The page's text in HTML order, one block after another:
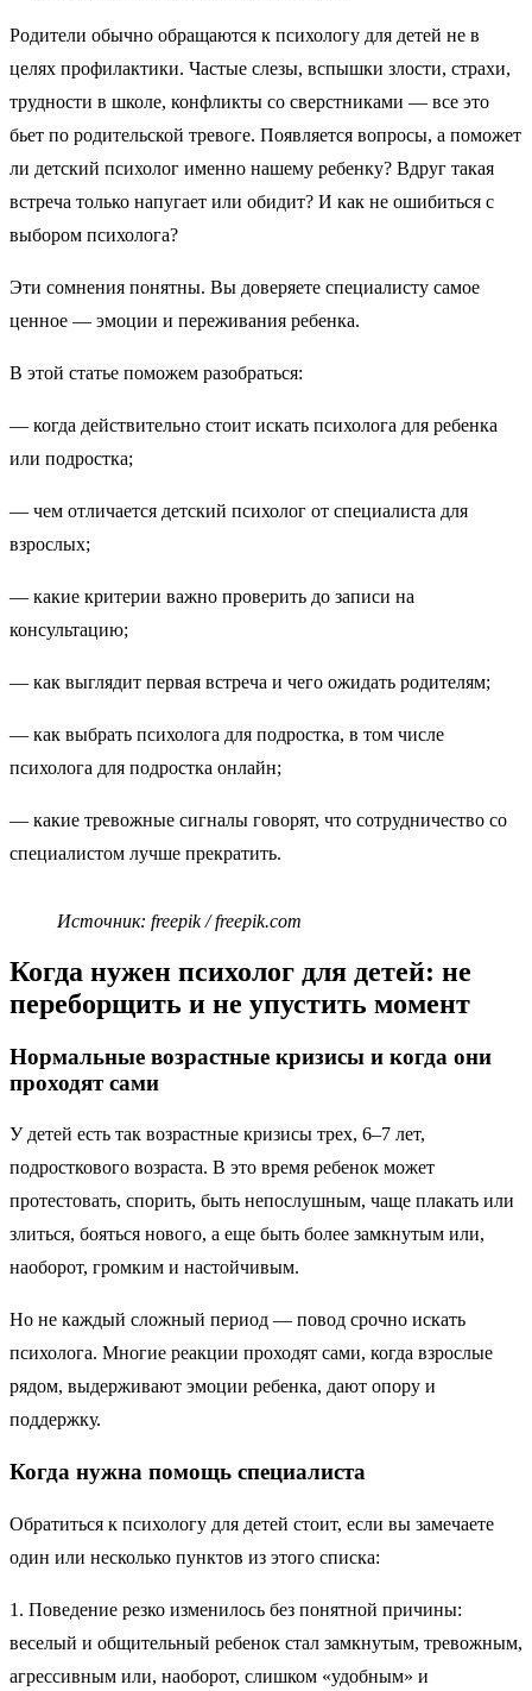
Родители обычно обращаются к психологу для детей не в
целях профилактики. Частые слезы, вспышки злости, страхи,
трудности в школе, конфликты со сверстниками — все это
бьет по родительской тревоге. Появляется вопросы, а поможет
ли детский психолог именно нашему ребенку? Вдруг такая
встреча только напугает или обидит? И как не ошибиться с
выбором психолога?
Эти сомнения понятны. Вы доверяете специалисту самое
ценное — эмоции и переживания ребенка.
В этой статье поможем разобраться:
— когда действительно стоит искать психолога для ребенка
или подростка;
— чем отличается детский психолог от специалиста для
взрослых;
— какие критерии важно проверить до записи на
консультацию;
— как выглядит первая встреча и чего ожидать родителям;
— как выбрать психолога для подростка, в том числе
психолога для подростка онлайн;
— какие тревожные сигналы говорят, что сотрудничество со
специалистом лучше прекратить.
Источник: freepik / freepik.com
Когда нужен психолог для детей: не
переборщить и не упустить момент
Нормальные возрастные кризисы и когда они
проходят сами
У детей есть так возрастные кризисы трех, 6–7 лет,
подросткового возраста. В это время ребенок может
протестовать, спорить, быть непослушным, чаще плакать или
злиться, бояться нового, а еще быть более замкнутым или,
наоборот, громким и настойчивым.
Но не каждый сложный период — повод срочно искать
психолога. Многие реакции проходят сами, когда взрослые
рядом, выдерживают эмоции ребенка, дают опору и
поддержку.
Когда нужна помощь специалиста
Обратиться к психологу для детей стоит, если вы замечаете
один или несколько пунктов из этого списка:
1. Поведение резко изменилось без понятной причины:
веселый и общительный ребенок стал замкнутым, тревожным,
агрессивным или, наоборот, слишком «удобным» и